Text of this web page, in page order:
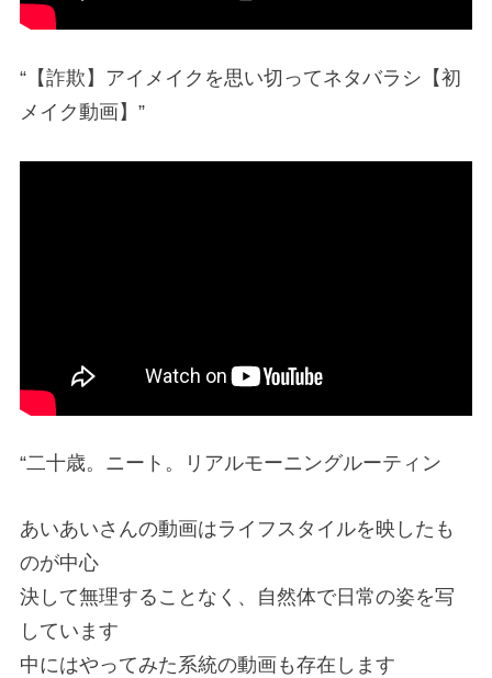
“【詐欺】アイメイクを思い切ってネタバラシ【初
メイク動画】”
“二十歳。ニート。リアルモーニングルーティン
あいあいさんの動画はライフスタイルを映したも
のが中心
決して無理することなく、自然体で日常の姿を写
しています
中にはやってみた系統の動画も存在します